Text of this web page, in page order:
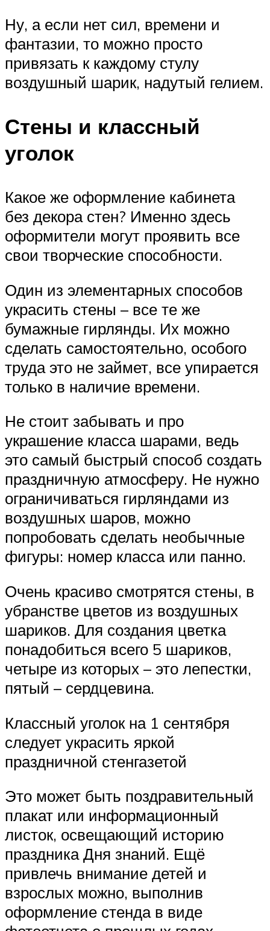
Ну, а если нет сил, времени и
фантазии, то можно просто
привязать к каждому стулу
воздушный шарик, надутый гелием.
Стены и классный
уголок
Какое же оформление кабинета
без декора стен? Именно здесь
оформители могут проявить все
свои творческие способности.
Один из элементарных способов
украсить стены – все те же
бумажные гирлянды. Их можно
сделать самостоятельно, особого
труда это не займет, все упирается
только в наличие времени.
Не стоит забывать и про
украшение класса шарами, ведь
это самый быстрый способ создать
праздничную атмосферу. Не нужно
ограничиваться гирляндами из
воздушных шаров, можно
попробовать сделать необычные
фигуры: номер класса или панно.
Очень красиво смотрятся стены, в
убранстве цветов из воздушных
шариков. Для создания цветка
понадобиться всего 5 шариков,
четыре из которых – это лепестки,
пятый – сердцевина.
Классный уголок на 1 сентября
следует украсить яркой
праздничной стенгазетой
Это может быть поздравительный
плакат или информационный
листок, освещающий историю
праздника Дня знаний. Ещё
привлечь внимание детей и
взрослых можно, выполнив
оформление стенда в виде